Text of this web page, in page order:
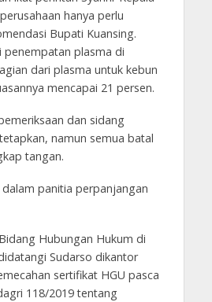
hanya perlu
Bupati Kuansing.
penempatan plasma di
dari plasma untuk kebun
mencapai 21 persen.
dan sidang
namun semua batal
tangan.
panitia perpanjangan
Hubungan Hukum di
Sudarso dikantor
sertifikat HGU pasca
118/2019 tentang